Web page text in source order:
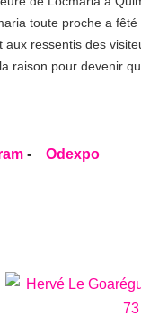
toute proche a
aux ressentis des
pour devenir
- Odexpo